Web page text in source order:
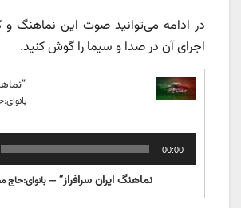
در ادامه می‌توانید صوت این نماهنگ و
اجرای آن در صدا و سیما را گوش کنید.
“نماهنگ ایران سرافراز”
00:00
“نماهنگ ایران سرافراز” — بانوای:حاج